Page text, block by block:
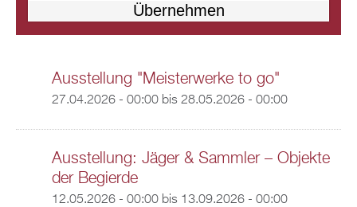
Ausstellung "Meisterwerke to go"
27.04.2026 - 00:00bis 28.05.2026 - 00:00
Ausstellung: Jäger & Sammler – Objekte
der Begierde
12.05.2026 - 00:00bis 13.09.2026 - 00:00